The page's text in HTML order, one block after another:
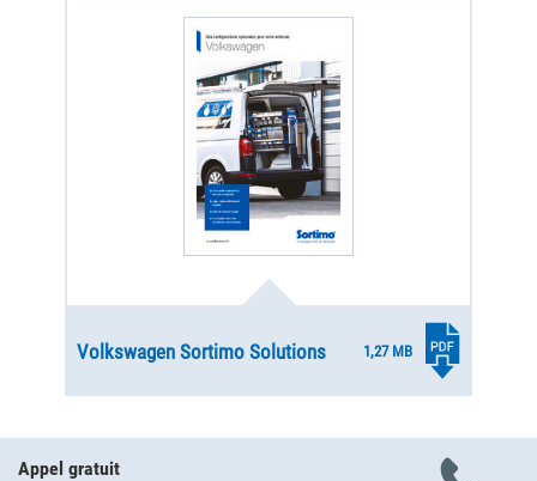
Volkswagen Sortimo Solutions 1,27 MB
Appel gratuit